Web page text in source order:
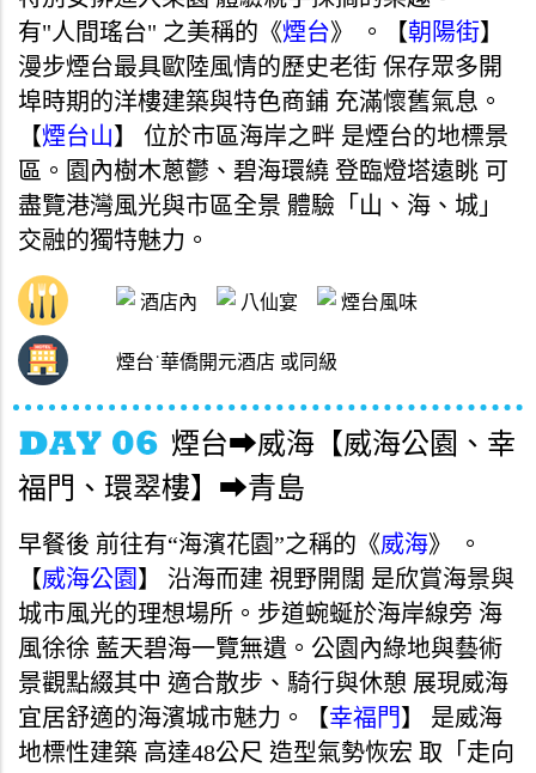
有"人間瑤台" 之美稱的《煙台》 。【朝陽街】
漫步煙台最具歐陸風情的歷史老街 保存眾多開
埠時期的洋樓建築與特色商鋪 充滿懷舊氣息。
【煙台山】 位於市區海岸之畔 是煙台的地標景
區。園內樹木蔥鬱、碧海環繞 登臨燈塔遠眺 可
盡覽港灣風光與市區全景 體驗「山、海、城」
交融的獨特魅力。
酒店內 八仙宴 煙台風味
煙台˙華僑開元酒店 或同級
煙台➡威海【威海公園、幸
福門、環翠樓】➡青島
早餐後 前往有“海濱花園”之稱的《威海》 。
【威海公園 】 沿海而建 視野開闊 是欣賞海景與
城市風光的理想場所。步道蜿蜒於海岸線旁 海
風徐徐 藍天碧海一覽無遺。公園內綠地與藝術
景觀點綴其中 適合散步、騎行與休憩 展現威海
宜居舒適的海濱城市魅力。【幸福門 】 是威海
地標性建築 高達48公尺 造型氣勢恢宏 取「走向